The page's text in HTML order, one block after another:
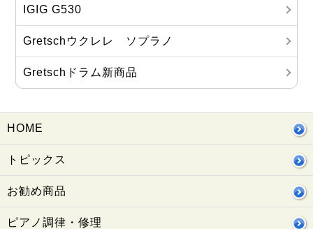
IGIG G530
Gretschウクレレ ソプラノ
Gretschドラム新商品
HOME
トピックス
お勧め商品
ピアノ調律・修理